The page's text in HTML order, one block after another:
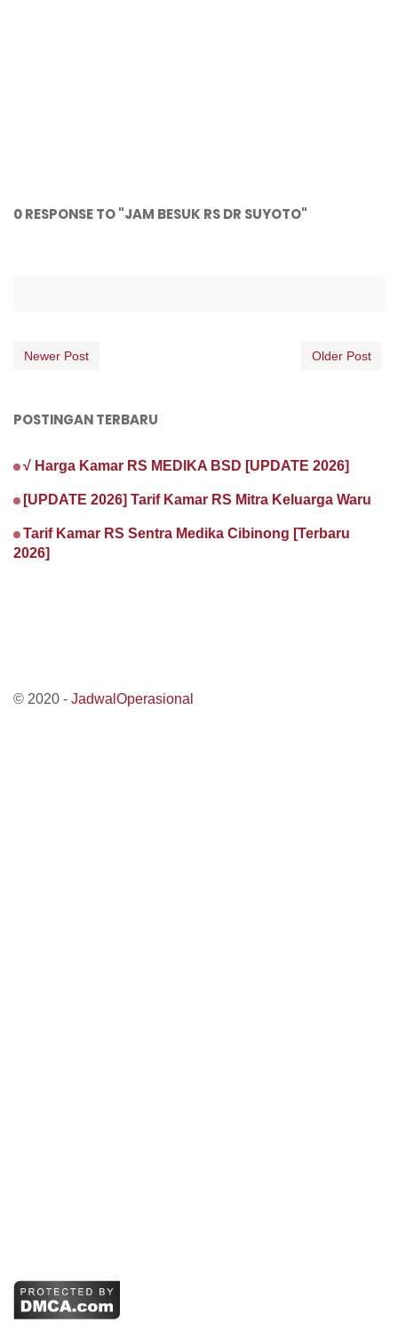
0 RESPONSE TO "JAM BESUK RS DR SUYOTO"
Newer Post Older Post
POSTINGAN TERBARU
√ Harga Kamar RS MEDIKA BSD [UPDATE 2026]
[UPDATE 2026] Tarif Kamar RS Mitra Keluarga Waru
Tarif Kamar RS Sentra Medika Cibinong [Terbaru
2026]
© 2020 - JadwalOperasional